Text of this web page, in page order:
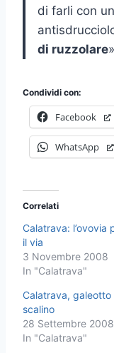
di farli con
di ruzzolare
Condividi con:
Facebook
WhatsApp
Correlati
Calatrava: l’ovovia
il via
3 Novembre 2008
In "Calatrava"
Calatrava, galeotto
scalino
28 Settembre 2008
In "Calatrava"